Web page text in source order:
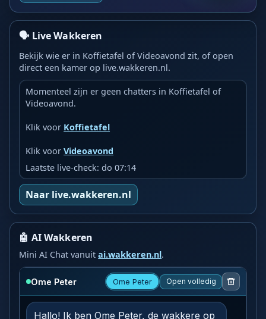
🗣️ Live Wakkeren
Bekijk wie er in Koffietafel of Videoavond zit, of open
direct een kamer op live.wakkeren.nl.
Momenteel zijn er geen chatters in Koffietafel of
Videoavond.
Klik voor Koffietafel
Klik voorVideoavond
Laatste live-check: do 07:14
Naar live.wakkeren.nl
🤖 AI Wakkeren
Mini AI Chat vanuitai.wakkeren.nl.